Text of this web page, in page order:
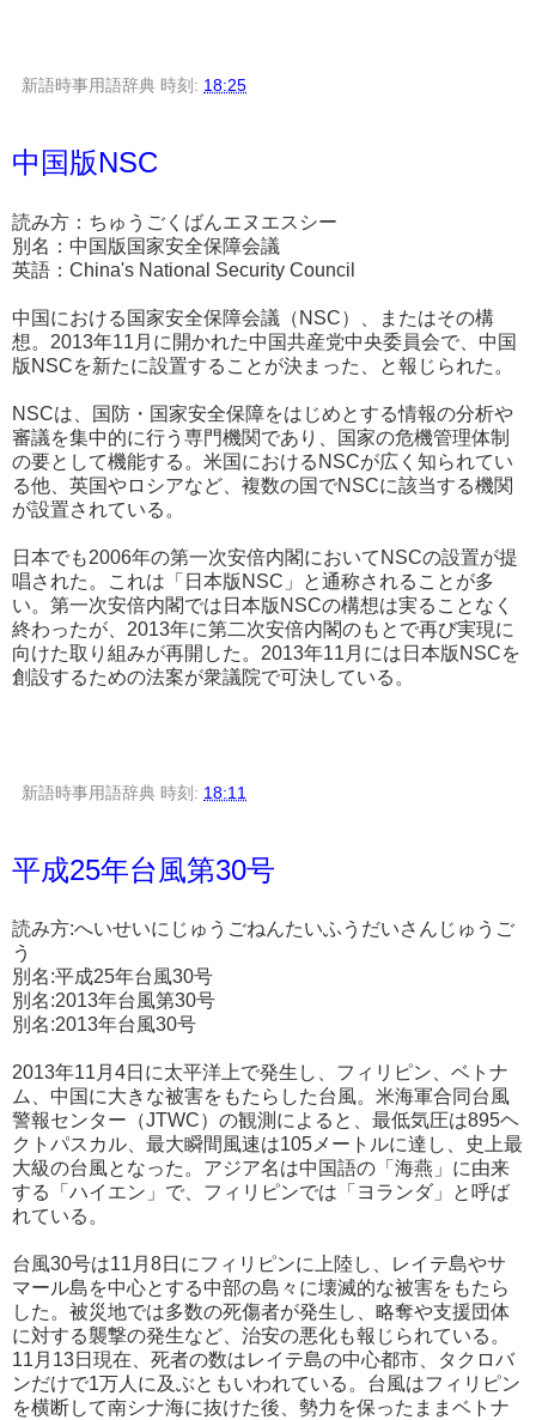
新語時事用語辞典 時刻: 18:25
中国版NSC
読み方：ちゅうごくばんエヌエスシー
別名：中国版国家安全保障会議
英語：China's National Security Council
中国における国家安全保障会議（NSC）、またはその構
想。2013年11月に開かれた中国共産党中央委員会で、中国
版NSCを新たに設置することが決まった、と報じられた。
NSCは、国防・国家安全保障をはじめとする情報の分析や
審議を集中的に行う専門機関であり、国家の危機管理体制
の要として機能する。米国におけるNSCが広く知られてい
る他、英国やロシアなど、複数の国でNSCに該当する機関
が設置されている。
日本でも2006年の第一次安倍内閣においてNSCの設置が提
唱された。これは「日本版NSC」と通称されることが多
い。第一次安倍内閣では日本版NSCの構想は実ることなく
終わったが、2013年に第二次安倍内閣のもとで再び実現に
向けた取り組みが再開した。2013年11月には日本版NSCを
創設するための法案が衆議院で可決している。
新語時事用語辞典 時刻: 18:11
平成25年台風第30号
読み方:へいせいにじゅうごねんたいふうだいさんじゅうご
う
別名:平成25年台風30号
別名:2013年台風第30号
別名:2013年台風30号
2013年11月4日に太平洋上で発生し、フィリピン、ベトナ
ム、中国に大きな被害をもたらした台風。米海軍合同台風
警報センター（JTWC）の観測によると、最低気圧は895ヘ
クトパスカル、最大瞬間風速は105メートルに達し、史上最
大級の台風となった。アジア名は中国語の「海燕」に由来
する「ハイエン」で、フィリピンでは「ヨランダ」と呼ば
れている。
台風30号は11月8日にフィリピンに上陸し、レイテ島やサ
マール島を中心とする中部の島々に壊滅的な被害をもたら
した。被災地では多数の死傷者が発生し、略奪や支援団体
に対する襲撃の発生など、治安の悪化も報じられている。
11月13日現在、死者の数はレイテ島の中心都市、タクロバ
ンだけで1万人に及ぶともいわれている。台風はフィリピン
を横断して南シナ海に抜けた後、勢力を保ったままベトナ